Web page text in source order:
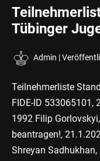
Tübinger
Admin |
Teilnehmerliste
FIDE-ID 533065101,
1992 Filip
beantragen!,
Shreyan Sadhukhan,